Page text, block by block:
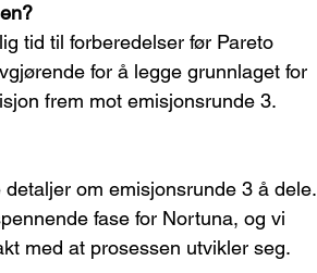
tid til forberedelser før Pareto
for å legge grunnlaget for
frem mot emisjonsrunde 3.
om emisjonsrunde 3 å dele.
fase for Nortuna, og vi
med at prosessen utvikler seg.